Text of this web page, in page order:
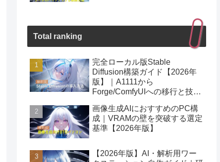
Total ranking
完全ローカル版Stable
Diffusion構築ガイド【2026年
版】｜A1111から
Forge/ComfyUIへの移行と技術
画像生成AIにおすすめのPC構
成｜VRAMの壁を突破する選定
基準【2026年版】
【2026年版】AI・解析用ワー